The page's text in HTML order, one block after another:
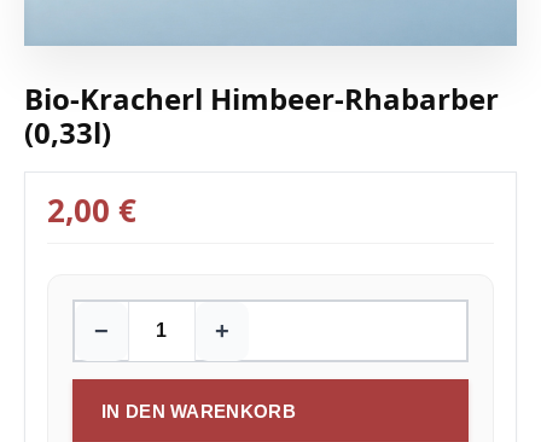
Bio-Kracherl Himbeer-Rhabarber
(0,33l)
2,00 €
− +
IN DEN WARENKORB